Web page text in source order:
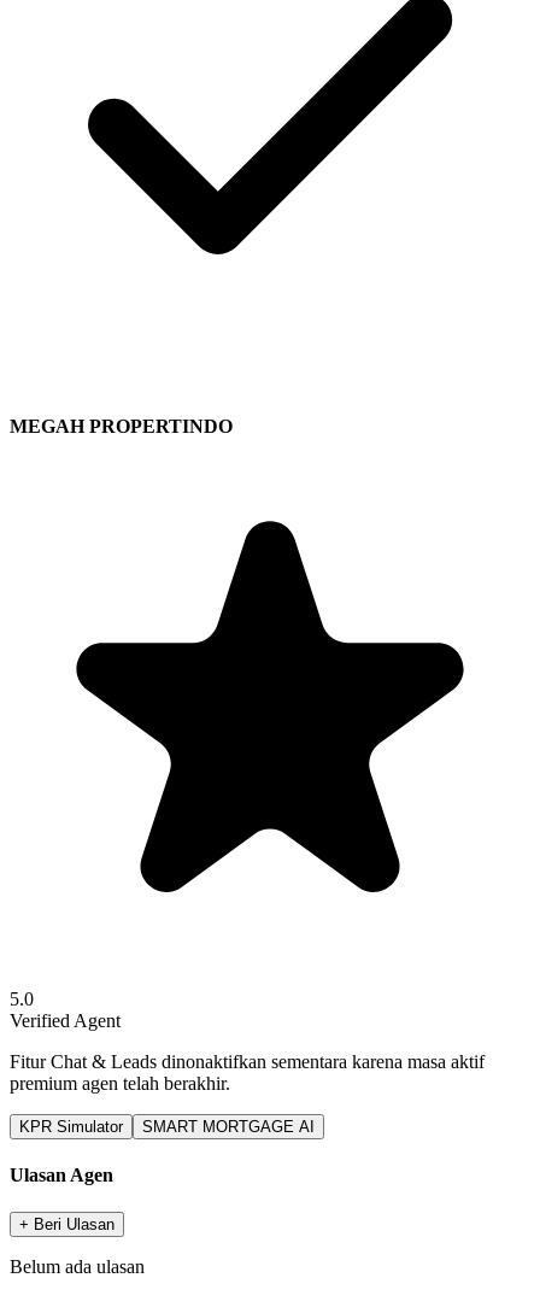
MEGAH PROPERTINDO
5.0
Verified Agent
Fitur Chat & Leads dinonaktifkan sementara karena masa aktif
premium agen telah berakhir.
KPR Simulator SMART MORTGAGE AI
Ulasan Agen
+ Beri Ulasan
Belum ada ulasan